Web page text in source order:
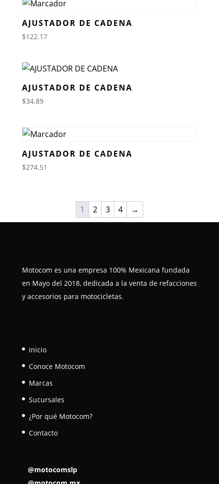
AJUSTADOR DE CADENA
$122.17
AJUSTADOR DE CADENA
$34.89
AJUSTADOR DE CADENA
$274.51
1 2 3 4 →
Motocom es una empresa 100% Mexicana fundada
en Mayo del 2018, dedicada a la venta de refacciones
y accesorios para motocicletas.
Inicio
Conoce Motocom
Marcas
Sucursales
¿Por qué Motocom?
Contacto
@motocomslp